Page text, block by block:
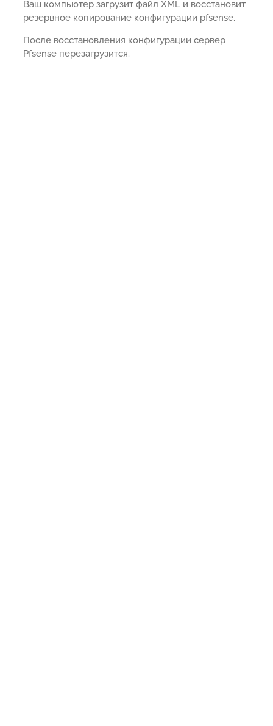
Ваш компьютер загрузит файл XML и восстановит
резервное копирование конфигурации pfsense.
После восстановления конфигурации сервер
Pfsense перезагрузится.